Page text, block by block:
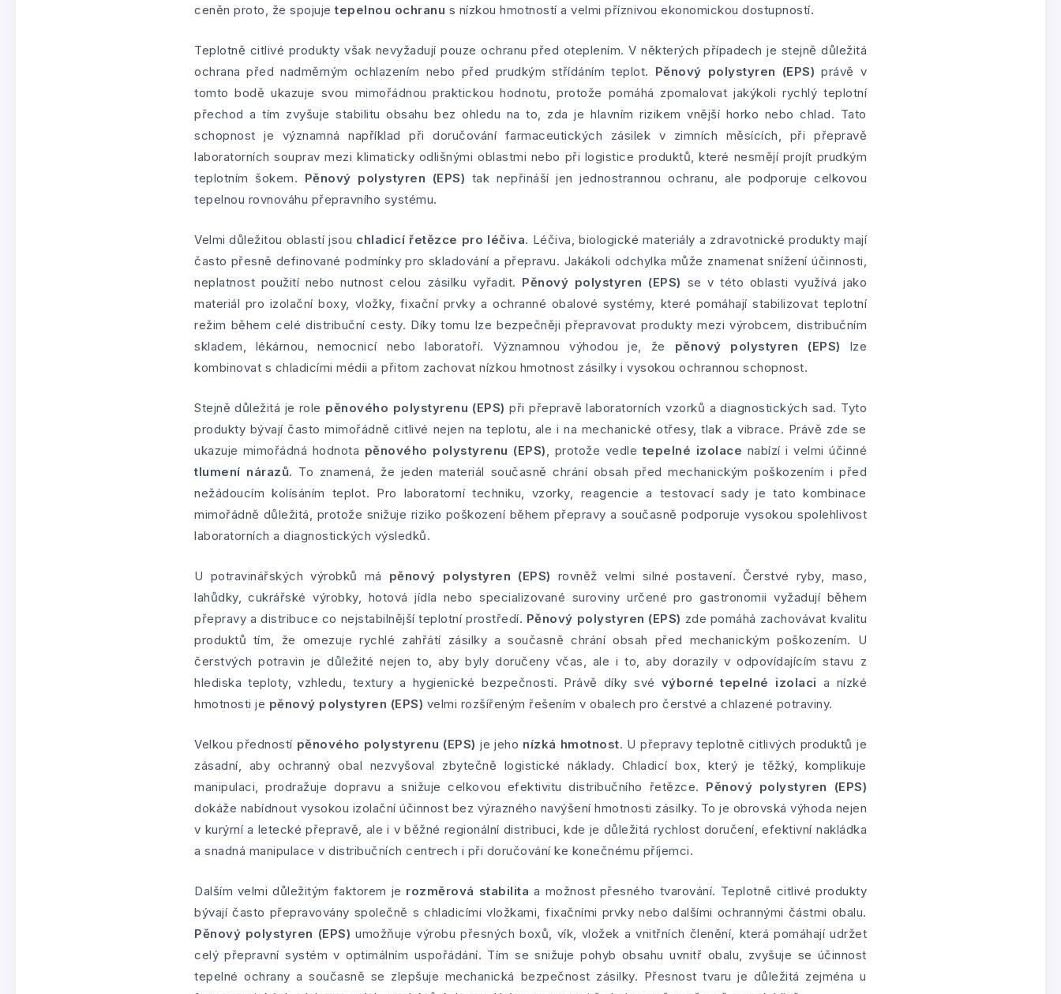
ceněn proto, že spojujetepelnou ochranu s nízkou hmotností a velmi příznivou ekonomickou dostupností.
Teplotně citlivé produkty však nevyžadují pouze ochranu před oteplením. V některých případech je stejně důležitá
ochrana před nadměrným ochlazením nebo před prudkým střídáním teplot. Pěnový polystyren (EPS) právě v
tomto bodě ukazuje svou mimořádnou praktickou hodnotu, protože pomáhá zpomalovat jakýkoli rychlý teplotní
přechod a tím zvyšuje stabilitu obsahu bez ohledu na to, zda je hlavním rizikem vnější horko nebo chlad. Tato
schopnost je významná například při doručování farmaceutických zásilek v zimních měsících, při přepravě
laboratorních souprav mezi klimaticky odlišnými oblastmi nebo při logistice produktů, které nesmějí projít prudkým
teplotním šokem. Pěnový polystyren (EPS) tak nepřináší jen jednostrannou ochranu, ale podporuje celkovou
tepelnou rovnováhu přepravního systému.
Velmi důležitou oblastí jsou chladicí řetězce pro léčiva. Léčiva, biologické materiály a zdravotnické produkty mají
často přesně definované podmínky pro skladování a přepravu. Jakákoli odchylka může znamenat snížení účinnosti,
neplatnost použití nebo nutnost celou zásilku vyřadit. Pěnový polystyren (EPS) se v této oblasti využívá jako
materiál pro izolační boxy, vložky, fixační prvky a ochranné obalové systémy, které pomáhají stabilizovat teplotní
režim během celé distribuční cesty. Díky tomu lze bezpečněji přepravovat produkty mezi výrobcem, distribučním
skladem, lékárnou, nemocnicí nebo laboratoří. Významnou výhodou je, že pěnový polystyren (EPS) lze
kombinovat s chladicími médii a přitom zachovat nízkou hmotnost zásilky i vysokou ochrannou schopnost.
Stejně důležitá je role pěnového polystyrenu (EPS) při přepravě laboratorních vzorků a diagnostických sad. Tyto
produkty bývají často mimořádně citlivé nejen na teplotu, ale i na mechanické otřesy, tlak a vibrace. Právě zde se
ukazuje mimořádná hodnota pěnového polystyrenu (EPS), protože vedletepelné izolace nabízí i velmi účinné
tlumení nárazů. To znamená, že jeden materiál současně chrání obsah před mechanickým poškozením i před
nežádoucím kolísáním teplot. Pro laboratorní techniku, vzorky, reagencie a testovací sady je tato kombinace
mimořádně důležitá, protože snižuje riziko poškození během přepravy a současně podporuje vysokou spolehlivost
laboratorních a diagnostických výsledků.
U potravinářských výrobků má pěnový polystyren (EPS) rovněž velmi silné postavení. Čerstvé ryby, maso,
lahůdky, cukrářské výrobky, hotová jídla nebo specializované suroviny určené pro gastronomii vyžadují během
přepravy a distribuce co nejstabilnější teplotní prostředí. Pěnový polystyren (EPS) zde pomáhá zachovávat kvalitu
produktů tím, že omezuje rychlé zahřátí zásilky a současně chrání obsah před mechanickým poškozením. U
čerstvých potravin je důležité nejen to, aby byly doručeny včas, ale i to, aby dorazily v odpovídajícím stavu z
hlediska teploty, vzhledu, textury a hygienické bezpečnosti. Právě díky své výborné tepelné izolaci a nízké
hmotnosti je pěnový polystyren (EPS) velmi rozšířeným řešením v obalech pro čerstvé a chlazené potraviny.
Velkou předností pěnového polystyrenu (EPS) je jeho nízká hmotnost. U přepravy teplotně citlivých produktů je
zásadní, aby ochranný obal nezvyšoval zbytečně logistické náklady. Chladicí box, který je těžký, komplikuje
manipulaci, prodražuje dopravu a snižuje celkovou efektivitu distribučního řetězce. Pěnový polystyren (EPS)
dokáže nabídnout vysokou izolační účinnost bez výrazného navýšení hmotnosti zásilky. To je obrovská výhoda nejen
v kurýrní a letecké přepravě, ale i v běžné regionální distribuci, kde je důležitá rychlost doručení, efektivní nakládka
a snadná manipulace v distribučních centrech i při doručování ke konečnému příjemci.
Dalším velmi důležitým faktorem je rozměrová stabilita a možnost přesného tvarování. Teplotně citlivé produkty
bývají často přepravovány společně s chladicími vložkami, fixačními prvky nebo dalšími ochrannými částmi obalu.
Pěnový polystyren (EPS) umožňuje výrobu přesných boxů, vík, vložek a vnitřních členění, která pomáhají udržet
celý přepravní systém v optimálním uspořádání. Tím se snižuje pohyb obsahu uvnitř obalu, zvyšuje se účinnost
tepelné ochrany a současně se zlepšuje mechanická bezpečnost zásilky. Přesnost tvaru je důležitá zejména u